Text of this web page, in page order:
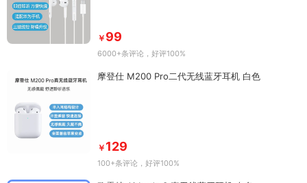
￥ 99
6000+条评论 ，好评100%
摩登仕 M200 Pro二代无线蓝牙耳机 白色
￥ 129
100+条评论 ，好评100%